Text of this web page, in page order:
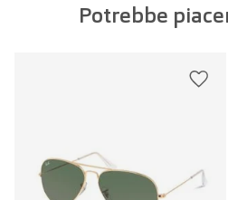
Larghezza della lente:
Lunghezza dell'asta:
Potrebbe